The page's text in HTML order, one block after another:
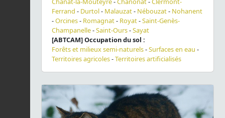
Ferrand - Durtol- Malauzat- Nébouzat- Nohanent
-Orcines- Romagnat- Royat-Saint-Genès-
Champanelle-Saint-Ours-Sayat
[ABTCAM] Occupation du sol :
Forêts et milieux semi-naturels-Surfaces en eau -
Territoires agricoles-Territoires artificialisés